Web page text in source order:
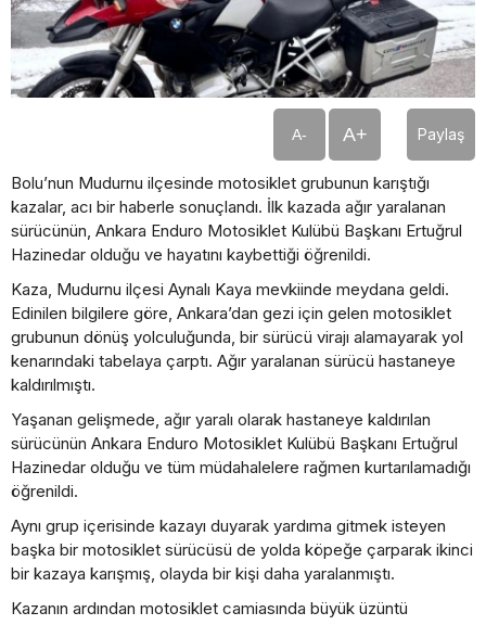
A- A+ Paylaş
Bolu’nun Mudurnu ilçesinde motosiklet grubunun karıştığı
kazalar, acı bir haberle sonuçlandı. İlk kazada ağır yaralanan
sürücünün, Ankara Enduro Motosiklet Kulübü Başkanı Ertuğrul
Hazinedar olduğu ve hayatını kaybettiği öğrenildi.
Kaza, Mudurnu ilçesi Aynalı Kaya mevkiinde meydana geldi.
Edinilen bilgilere göre, Ankara’dan gezi için gelen motosiklet
grubunun dönüş yolculuğunda, bir sürücü virajı alamayarak yol
kenarındaki tabelaya çarptı. Ağır yaralanan sürücü hastaneye
kaldırılmıştı.
Yaşanan gelişmede, ağır yaralı olarak hastaneye kaldırılan
sürücünün Ankara Enduro Motosiklet Kulübü Başkanı Ertuğrul
Hazinedar olduğu ve tüm müdahalelere rağmen kurtarılamadığı
öğrenildi.
Aynı grup içerisinde kazayı duyarak yardıma gitmek isteyen
başka bir motosiklet sürücüsü de yolda köpeğe çarparak ikinci
bir kazaya karışmış, olayda bir kişi daha yaralanmıştı.
Kazanın ardından motosiklet camiasında büyük üzüntü